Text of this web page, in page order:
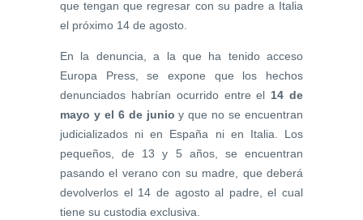
que tengan que regresar con su padre a Italia
el próximo 14 de agosto.
En la denuncia, a la que ha tenido acceso
Europa Press, se expone que los hechos
denunciados habrían ocurrido entre el 14 de
mayo y el 6 de junio y que no se encuentran
judicializados ni en España ni en Italia. Los
pequeños, de 13 y 5 años, se encuentran
pasando el verano con su madre, que deberá
devolverlos el 14 de agosto al padre, el cual
tiene su custodia exclusiva.